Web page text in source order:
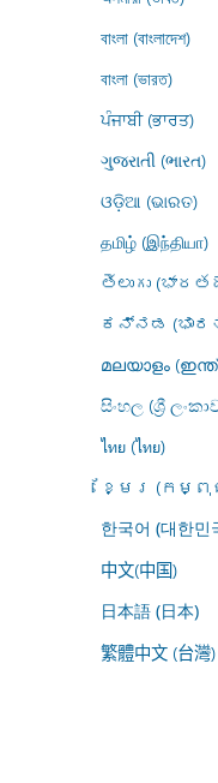
বাংলা (বাংলাদেশ)
বাংলা (ভারত)
ਪੰਜਾਬੀ (ਭਾਰਤ)
ગુજરાતી (ભારત)
ଓଡ଼ିଆ (ଭାରତ)
தமிழ் (இந்தியா)
తెలుగు
ಕನ್ನಡ
മലയാളം
සිංහල (ශ්‍රී
ไทย (ไทย)
ខ្មែរ (កម្ពុជ
한국어 (대한민
中文(中国)
日本語 (日本)
繁體中文 (台灣)